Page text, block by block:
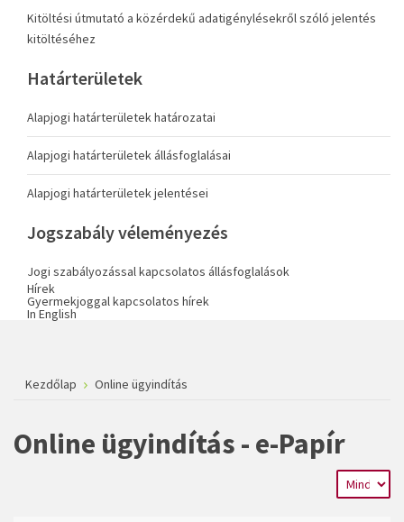
Kitöltési útmutató a közérdekű adatigénylésekről szóló jelentés
kitöltéséhez
Határterületek
Alapjogi határterületek határozatai
Alapjogi határterületek állásfoglalásai
Alapjogi határterületek jelentései
Jogszabály véleményezés
Jogi szabályozással kapcsolatos állásfoglalások
Hírek
Gyermekjoggal kapcsolatos hírek
In English
Kezdőlap Online ügyindítás
Online ügyindítás - e-Papír